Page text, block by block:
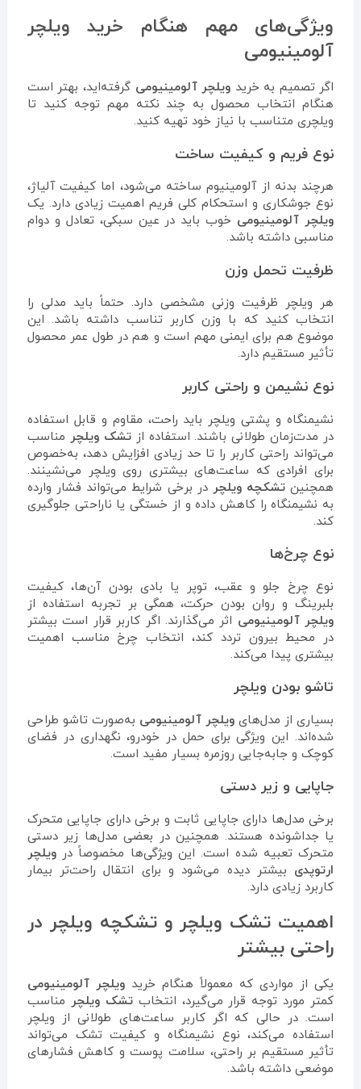
ویژگی‌های مهم هنگام خرید ویلچر
آلومینیومی
اگر تصمیم به خرید ویلچر آلومینیومی گرفته‌اید، بهتر است
هنگام انتخاب محصول به چند نکته مهم توجه کنید تا
ویلچری متناسب با نیاز خود تهیه کنید.
نوع فریم و کیفیت ساخت
هرچند بدنه از آلومینیوم ساخته می‌شود، اما کیفیت آلیاژ،
نوع جوشکاری و استحکام کلی فریم اهمیت زیادی دارد. یک
ویلچر آلومینیومی خوب باید در عین سبکی، تعادل و دوام
مناسبی داشته باشد.
ظرفیت تحمل وزن
هر ویلچر ظرفیت وزنی مشخصی دارد. حتماً باید مدلی را
انتخاب کنید که با وزن کاربر تناسب داشته باشد. این
موضوع هم برای ایمنی مهم است و هم در طول عمر محصول
تأثیر مستقیم دارد.
نوع نشیمن و راحتی کاربر
نشیمنگاه و پشتی ویلچر باید راحت، مقاوم و قابل استفاده
در مدت‌زمان طولانی باشند. استفاده ازتشک ویلچر مناسب
می‌تواند راحتی کاربر را تا حد زیادی افزایش دهد، به‌خصوص
برای افرادی که ساعت‌های بیشتری روی ویلچر می‌نشینند.
همچنینتشکچه ویلچر در برخی شرایط می‌تواند فشار وارده
به نشیمنگاه را کاهش داده و از خستگی یا ناراحتی جلوگیری
کند.
نوع چرخ‌ها
نوع چرخ جلو و عقب، توپر یا بادی بودن آن‌ها، کیفیت
بلبرینگ و روان بودن حرکت، همگی بر تجربه استفاده از
ویلچر آلومینیومی اثر می‌گذارند. اگر کاربر قرار است بیشتر
در محیط بیرون تردد کند، انتخاب چرخ مناسب اهمیت
بیشتری پیدا می‌کند.
تاشو بودن ویلچر
بسیاری از مدل‌های ویلچر آلومینیومی به‌صورت تاشو طراحی
شده‌اند. این ویژگی برای حمل در خودرو، نگهداری در فضای
کوچک و جابه‌جایی روزمره بسیار مفید است.
جاپایی و زیر دستی
برخی مدل‌ها دارای جاپایی ثابت و برخی دارای جاپایی متحرک
یا جداشونده هستند. همچنین در بعضی مدل‌ها زیر دستی
متحرک تعبیه شده است. این ویژگی‌ها مخصوصاً درویلچر
ارتوپدی بیشتر دیده می‌شود و برای انتقال راحت‌تر بیمار
کاربرد زیادی دارد.
اهمیت تشک ویلچر و تشکچه ویلچر در
راحتی بیشتر
یکی از مواردی که معمولاً هنگام خریدویلچر آلومینیومی
کمتر مورد توجه قرار می‌گیرد، انتخابتشک ویلچر مناسب
است. در حالی که اگر کاربر ساعت‌های طولانی از ویلچر
استفاده می‌کند، نوع نشیمنگاه و کیفیت تشک می‌تواند
تأثیر مستقیم بر راحتی، سلامت پوست و کاهش فشارهای
موضعی داشته باشد.